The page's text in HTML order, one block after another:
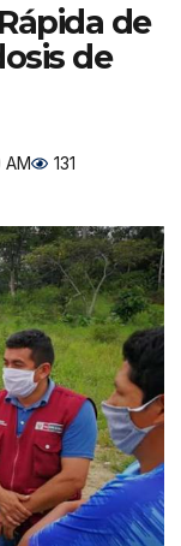
de
de
AM 131